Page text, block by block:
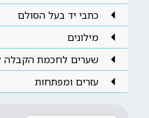
כתבי יד בעל הסולם
מילונים
שערים לחכמת הקבלה
עזרים ומפתחות